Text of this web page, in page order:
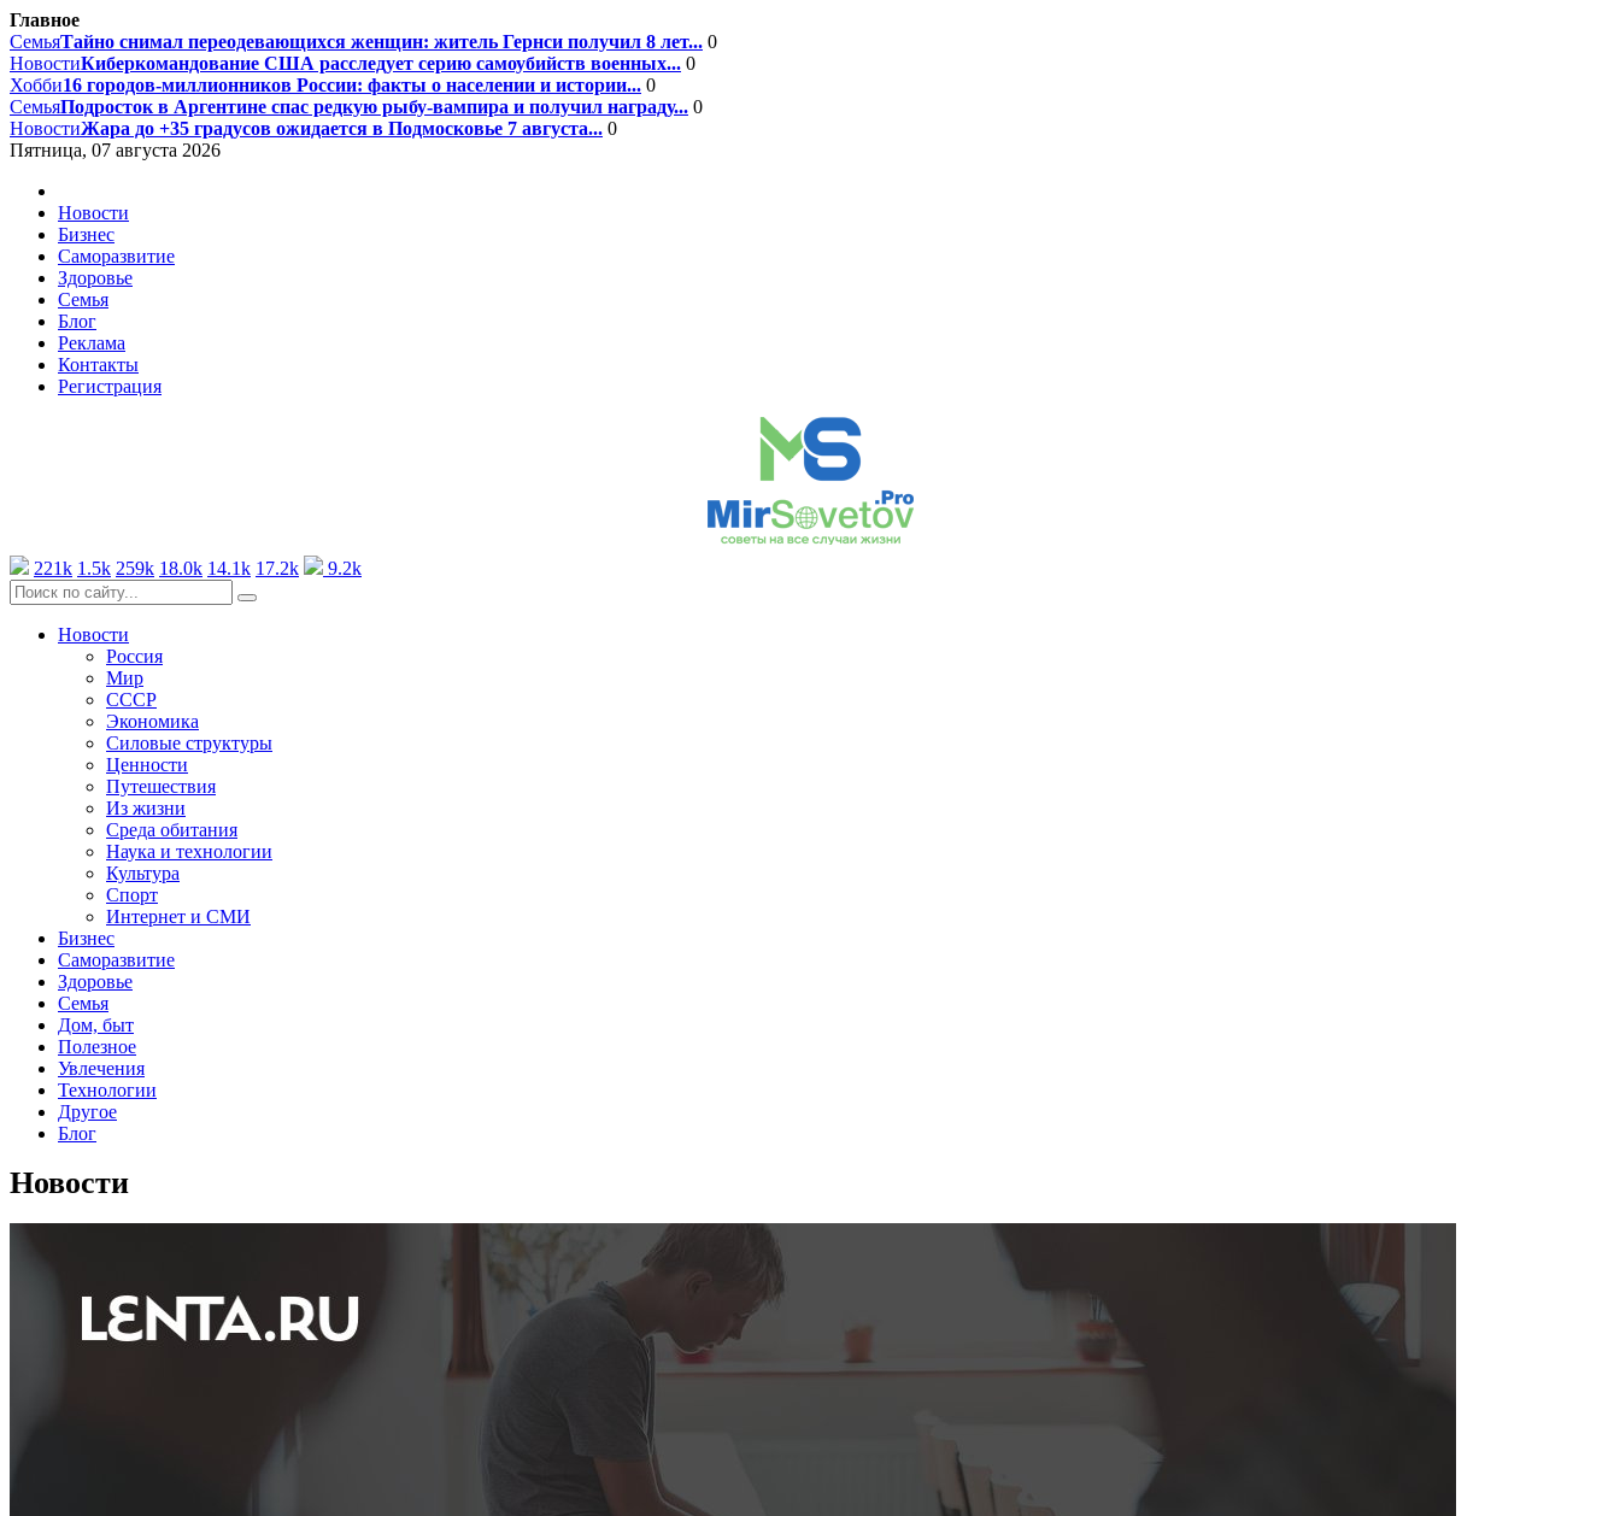
Главное
СемьяТайно снимал переодевающихся женщин: житель Гернси получил 8 лет... 0
НовостиКиберкомандование США расследует серию самоубийств военных... 0
Хобби16 городов-миллионников России: факты о населении и истории... 0
СемьяПодросток в Аргентине спас редкую рыбу-вампира и получил награду... 0
НовостиЖара до +35 градусов ожидается в Подмосковье 7 августа... 0
Пятница, 07 августа 2026
Новости
Бизнес
Саморазвитие
Здоровье
Семья
Блог
Реклама
Контакты
Регистрация
221k 1.5k 259k 18.0k 14.1k 17.2k 9.2k
Новости
Россия
Мир
СССР
Экономика
Силовые структуры
Ценности
Путешествия
Из жизни
Среда обитания
Наука и технологии
Культура
Спорт
Интернет и СМИ
Бизнес
Саморазвитие
Здоровье
Семья
Дом, быт
Полезное
Увлечения
Технологии
Другое
Блог
Новости